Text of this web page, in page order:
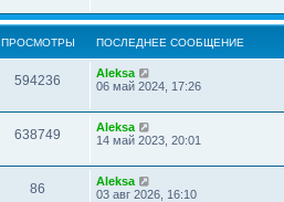
ПРОСМОТРЫ ПОСЛЕДНЕЕ СООБЩЕНИЕ
594236
Aleksa
06 май 2024, 17:26
638749
Aleksa
14 май 2023, 20:01
86
Aleksa
03 авг 2026, 16:10